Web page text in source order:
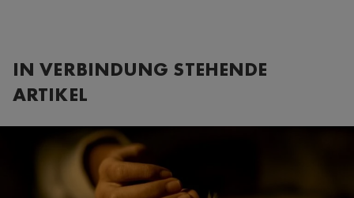
IN VERBINDUNG STEHENDE
ARTIKEL